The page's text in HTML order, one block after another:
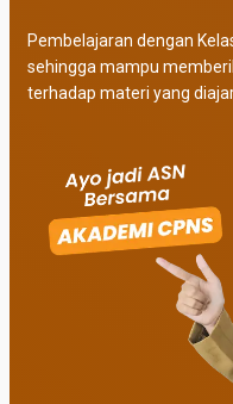
Pembelajaran dengan
sehingga mampu
terhadap materi yang